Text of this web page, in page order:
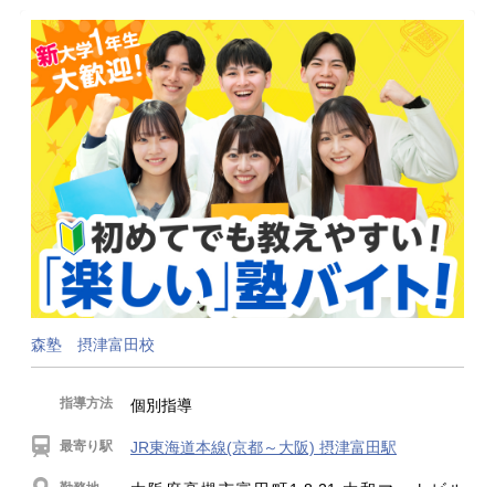
森塾 摂津富田校
指導方法 個別指導
最寄り駅 JR東海道本線(京都～大阪) 摂津富田駅